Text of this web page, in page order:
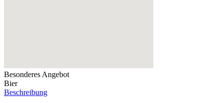
Besonderes Angebot
Bier
Beschreibung